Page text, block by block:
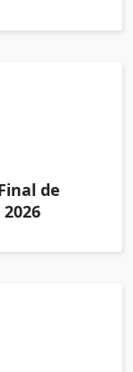
de